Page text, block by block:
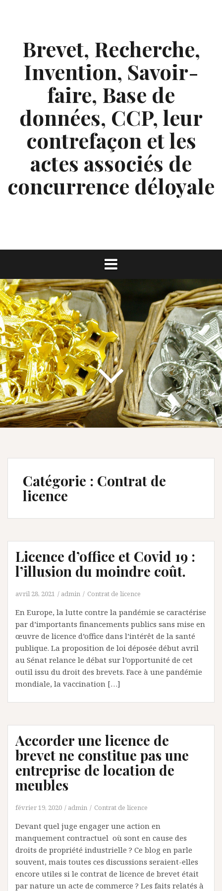
Brevet, Recherche,
Invention, Savoir-
faire, Base de
données, CCP, leur
contrefaçon et les
actes associés de
concurrence déloyale
Catégorie : Contrat de
licence
Licence d’office et Covid 19 :
l’illusion du moindre coût.
avril 28, 2021 admin Contrat de licence
En Europe, la lutte contre la pandémie se caractérise
par d’importants financements publics sans mise en
œuvre de licence d’office dans l’intérêt de la santé
publique. La proposition de loi déposée début avril
au Sénat relance le débat sur l’opportunité de cet
outil issu du droit des brevets. Face à une pandémie
mondiale, la vaccination […]
Accorder une licence de
brevet ne constitue pas une
entreprise de location de
meubles
février 19, 2020 admin Contrat de licence
Devant quel juge engager une action en
manquement contractuel où sont en cause des
droits de propriété industrielle ? Ce blog en parle
souvent, mais toutes ces discussions seraient-elles
encore utiles si le contrat de licence de brevet était
par nature un acte de commerce ? Les faits relatés à